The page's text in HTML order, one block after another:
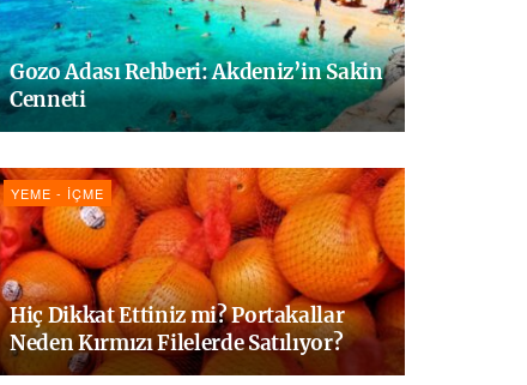
Gozo Adası Rehberi: Akdeniz’in Sakin
Cenneti
YEME - İÇME
Hiç Dikkat Ettiniz mi? Portakallar
Neden Kırmızı Filelerde Satılıyor?